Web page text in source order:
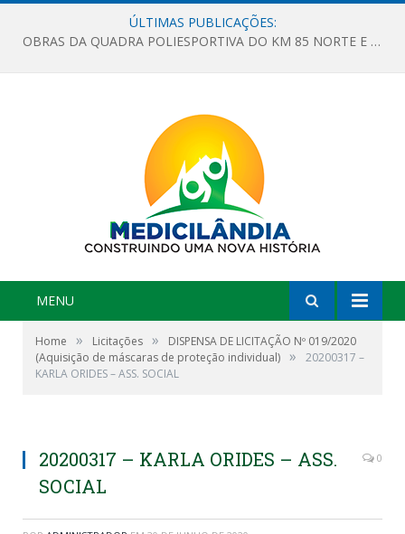
ÚLTIMAS PUBLICAÇÕES:
OBRAS DA QUADRA POLIESPORTIVA DO KM 85 NORTE E DA ESCOLA GASPAR VIANA AVANÇAM
MENU
Home » Licitações »
DISPENSA DE LICITAÇÃO Nº 019/2020
(Aquisição de máscaras de proteção individual) »
20200317 –
KARLA ORIDES – ASS. SOCIAL
20200317 – KARLA ORIDES – ASS.
SOCIAL
0